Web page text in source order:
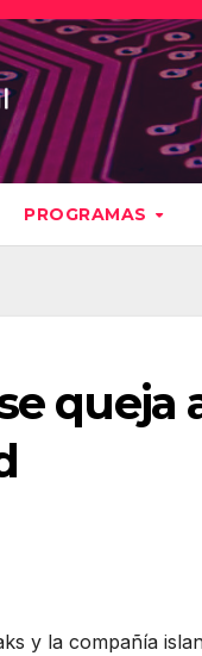
PROGRAMAS
queja
y la compañía